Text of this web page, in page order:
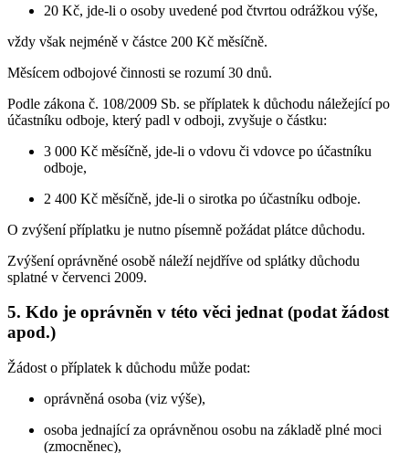
20 Kč, jde-li o osoby uvedené pod čtvrtou odrážkou výše,
vždy však nejméně v částce 200 Kč měsíčně.
Měsícem odbojové činnosti se rozumí 30 dnů.
Podle zákona č. 108/2009 Sb. se příplatek k důchodu náležející po
účastníku odboje, který padl v odboji, zvyšuje o částku:
3 000 Kč měsíčně, jde-li o vdovu či vdovce po účastníku
odboje,
2 400 Kč měsíčně, jde-li o sirotka po účastníku odboje.
O zvýšení příplatku je nutno písemně požádat plátce důchodu.
Zvýšení oprávněné osobě náleží nejdříve od splátky důchodu
splatné v červenci 2009.
5. Kdo je oprávněn v této věci jednat (podat žádost
apod.)
Žádost o příplatek k důchodu může podat:
oprávněná osoba (viz výše),
osoba jednající za oprávněnou osobu na základě plné moci
(zmocněnec),